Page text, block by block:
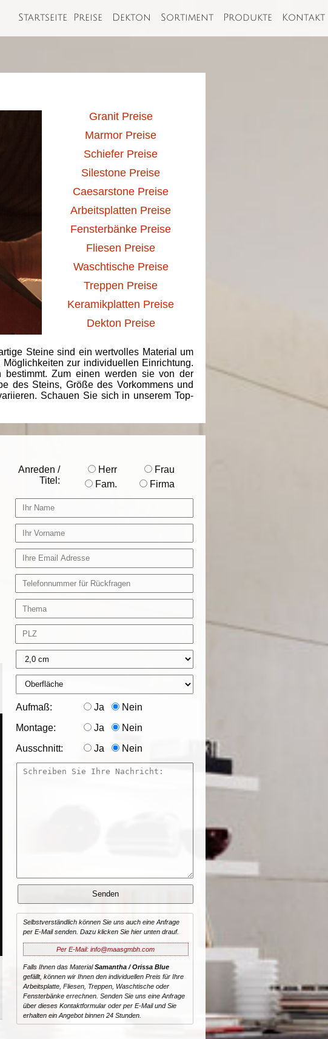
Startseite Preise Dekton Sortiment Produkte Kontakt
Granit Preise
Marmor Preise
Schiefer Preise
Silestone Preise
Caesarstone Preise
Arbeitsplatten Preise
Fensterbänke Preise
Fliesen Preise
Waschtische Preise
Treppen Preise
Keramikplatten Preise
Dekton Preise
Steine sind ein wertvolles Material um
zur individuellen Einrichtung.
bestimmt. Zum einen werden sie von der
des Steins, Größe des Vorkommens und
Schauen Sie sich in unserem Top-
Anreden /
Titel:
Herr
Frau
Fam.
Firma
Aufmaß: Ja Nein
Montage: Ja Nein
Ausschnitt: Ja Nein
Selbstverständlich können Sie uns auch eine Anfrage
per E-Mail senden. Dazu klicken Sie hier unten drauf.
Per E-Mail: info@maasgmbh.com
Falls Ihnen das MaterialSamantha / Orissa Blue
gefällt, können wir Ihnen den individuellen Preis für Ihre
Arbeitsplatte, Fliesen, Treppen, Waschtische oder
Fensterbänke errechnen. Senden Sie uns eine Anfrage
über dieses Kontaktformular oder per E-Mail und Sie
erhalten ein Angebot binnen 24 Stunden.